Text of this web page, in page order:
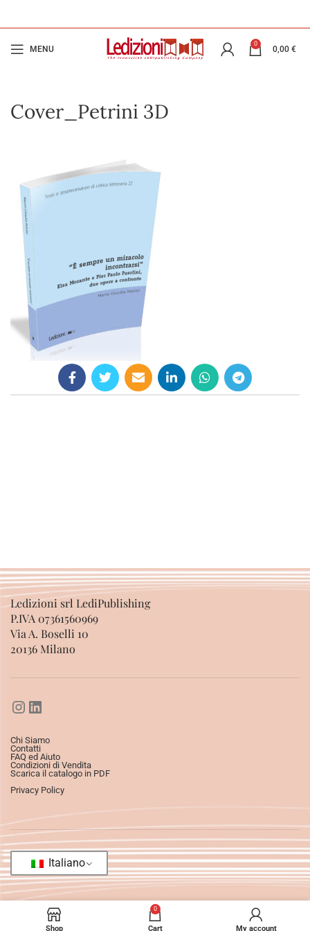
MENU
0
0,00 €
Cover_Petrini 3D
Ledizioni srl LediPublishing
P.IVA 07361560969
Via A. Boselli 10
20136 Milano
Chi Siamo
Contatti
FAQ ed Aiuto
Condizioni di Vendita
Scarica il catalogo in PDF
Privacy Policy
Italiano
Shop
0
Cart My account